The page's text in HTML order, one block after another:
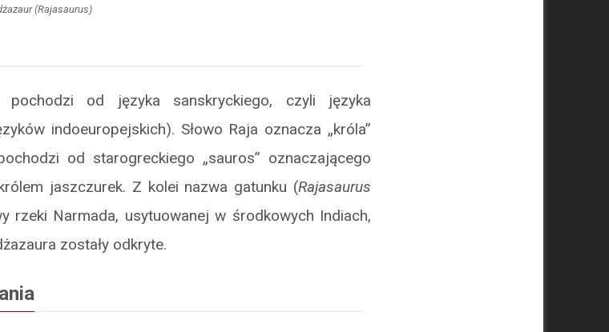
(Rajasaurus)
pochodzi od języka sanskryckiego, czyli języka
indoeuropejskich). Słowo Raja oznacza „króla”
od starogreckiego „sauros” oznaczającego
jaszczurek. Z kolei nazwa gatunku (Rajasaurus
rzeki Narmada, usytuowanej w środkowych Indiach,
zostały odkryte.